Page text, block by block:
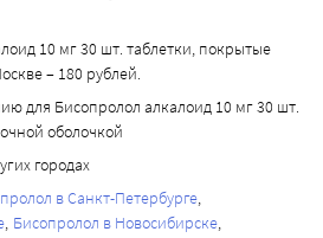
гипотензии или брадикардии.
пожилого возраста
(менее 50 уд/мин),
(систолическое АД ниже 100
бронхоспазма, желудочковых
дозу или прекратить лечение.
терапию при развитии
находящихся на терапии бета-
гипотензии и AV-блокаде.
лидокаин, фенитоин,
угнетают AV-проводимость и
действие.
центрального действия, такие
(например, метилдопа,
10 мг 30 шт. таблетки, покрытые
– 180 рублей.
для Бисопролол алкалоид 10 мг 30 шт.
оболочкой
городах
в Санкт-Петербурге
Бисопролол в Новосибирске